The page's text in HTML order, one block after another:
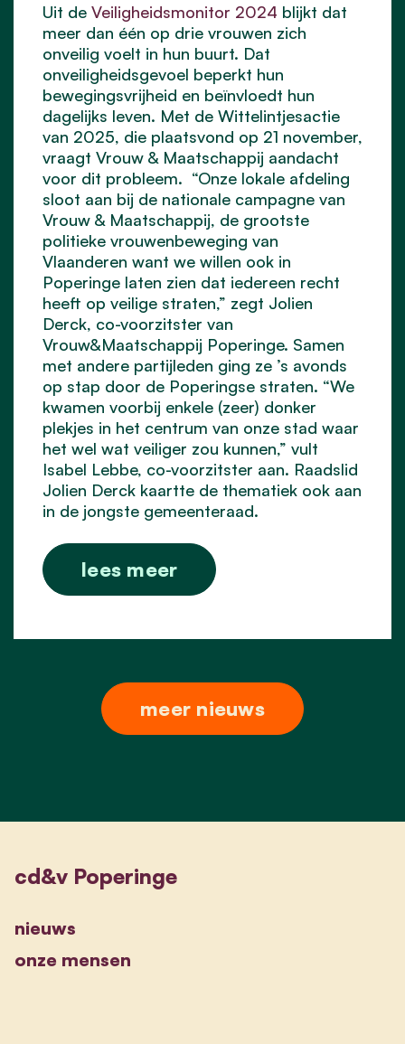
Uit de Veiligheidsmonitor 2024 blijkt dat
meer dan één op drie vrouwen zich
onveilig voelt in hun buurt. Dat
onveiligheidsgevoel beperkt hun
bewegingsvrijheid en beïnvloedt hun
dagelijks leven. Met de Wittelintjesactie
van 2025, die plaatsvond op 21 november,
vraagt Vrouw & Maatschappij aandacht
voor dit probleem. “Onze lokale afdeling
sloot aan bij de nationale campagne van
Vrouw & Maatschappij, de grootste
politieke vrouwenbeweging van
Vlaanderen want we willen ook in
Poperinge laten zien dat iedereen recht
heeft op veilige straten,” zegt Jolien
Derck, co-voorzitster van
Vrouw&Maatschappij Poperinge. Samen
met andere partijleden ging ze ’s avonds
op stap door de Poperingse straten. “We
kwamen voorbij enkele (zeer) donker
plekjes in het centrum van onze stad waar
het wel wat veiliger zou kunnen,” vult
Isabel Lebbe, co-voorzitster aan. Raadslid
Jolien Derck kaartte de thematiek ook aan
in de jongste gemeenteraad.
lees meer
meer nieuws
cd&v Poperinge
nieuws
onze mensen